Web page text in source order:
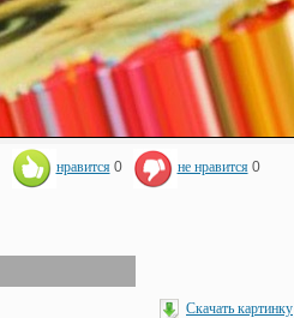
нравится 0 не нравится 0
Скачать картинку